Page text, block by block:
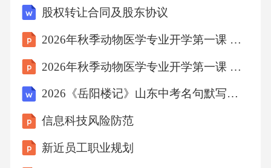
爆等级划分、设备定期检测等，确保设施符合
行业安全运营门槛。制定加气、卸气、设备维
护等环节的标准化作业流程，明确员工操作权
限与步骤，避免人为失误引发安全事故。通过H
AZOP（危险与可操作性分析）等方法系统性识
别潜在风险点，并采取隔离、泄压、自动切断
等技术手段降低风险等级。应急响应机制分级
股权转让合同及股东协议
2026年秋季动物医学专业开学第一课 专业素养与核心竞争力
2026年秋季动物医学专业开学第一课 学科交叉与创新发展
2026《岳阳楼记》山东中考名句默写预测题（含答案）
信息科技风险防范
新近员工职业规划